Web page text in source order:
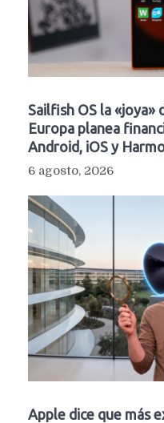
Sailfish OS la
Europa planea
Android, iOS y
6 agosto, 2026
Apple dice que más